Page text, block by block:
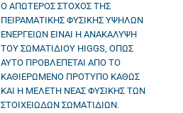
Ο ΑΠΩΤΕΡΟΣ ΣΤΟΧΟΣ ΤΗΣ
ΠΕΙΡΑΜΑΤΙΚΗΣ ΦΥΣΙΚΗΣ ΥΨΗΛΩΝ
ΕΝΕΡΓΕΙΩΝ ΕΙΝΑΙ Η ΑΝΑΚΑΛΥΨΗ
ΤΟΥ ΣΩΜΑΤΙΔΙΟΥ HIGGS, ΟΠΩΣ
ΑΥΤΟ ΠΡΟΒΛΕΠΕΤΑΙ ΑΠΟ ΤΟ
ΚΑΘΙΕΡΩΜΕΝΟ ΠΡΟΤΥΠΟ ΚΑΘΩΣ
ΚΑΙ Η ΜΕΛΕΤΗ ΝΕΑΣ ΦΥΣΙΚΗΣ ΤΩΝ
ΣΤΟΙΧΕΙΩΔΩΝ ΣΩΜΑΤΙΔΙΩΝ.